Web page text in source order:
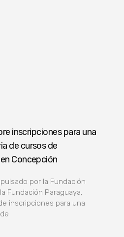
inscripciones para una
de cursos de
Concepción
por la Fundación
Fundación Paraguaya,
inscripciones para una